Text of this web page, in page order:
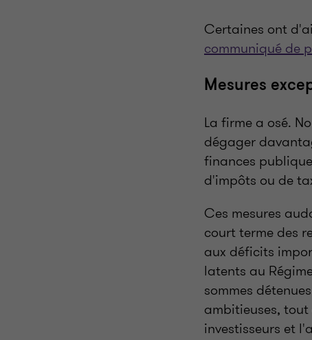
Certaines ont
communiqué de
Mesures
La firme a osé.
dégager
finances
d'impôts ou de
Ces mesures
court terme des
aux déficits
latents au
sommes
ambitieuses,
investisseurs et